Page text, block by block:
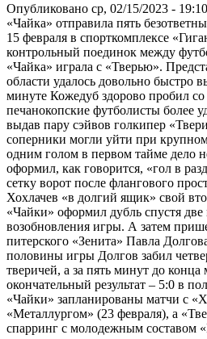
Опубликовано ср, 02/15/2023 -
«Чайка» отправила пять
15 февраля в спорткомплексе
контрольный поединок между
«Чайка» играла с «Тверью».
области удалось довольно быстро
минуте Кожедуб здорово пробил
печанокопские футболисты более
выдав пару сэйвов голкипер
соперники могли уйти при
одним голом в первом тайме дело
оформил, как говорится, «гол в
сетку ворот после флангового
Хохлачев «в долгий ящик» свой
«Чайки» оформил дубль спустя
возобновления игры. А затем
питерского «Зенита» Павла
половины игры Долгов забил
тверичей, а за пять минут до конца
окончательный результат – 5:0 в
«Чайки» запланированы матчи с
«Металлургом» (23 февраля), а
спарринг с молодежным